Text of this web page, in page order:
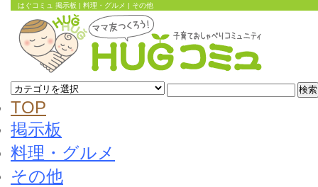
はぐコミュ 掲示板 | 料理・グルメ | その他
TOP
掲示板
料理・グルメ
その他